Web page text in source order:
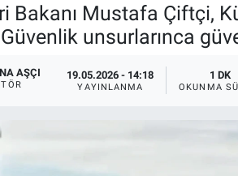
Bakanı Mustafa Çiftçi,
unsurlarınca
AŞÇI 19.05.2026 - 14:18
YAYINLANMA
1 DK
OKUNMA